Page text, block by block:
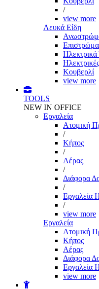
/
view more
Λευκά Είδη
Κουβερλί
view more
TOOLS
NEW IN OFFICE
Εργαλεία
Aτομική
/
Kήπος
/
Αέρας
/
Διάφορα
/
Εργαλεία
/
view more
Εργαλεία
Aτομική
Kήπος
Αέρας
Διάφορα
Εργαλεία
view more